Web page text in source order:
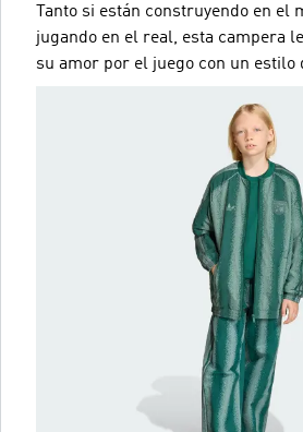
Tanto si están construyendo en el
jugando en el real, esta campera
su amor por el juego con un estilo